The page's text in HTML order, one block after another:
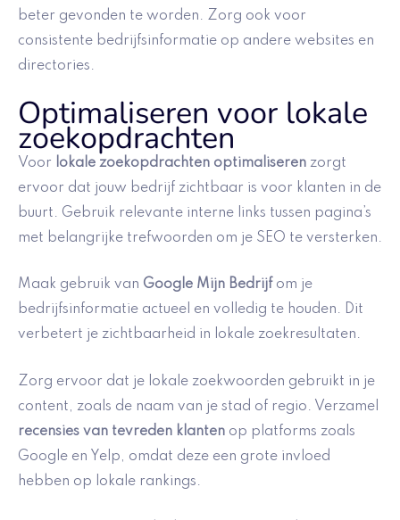
beter gevonden te worden. Zorg ook voor
consistente bedrijfsinformatie op andere websites en
directories.
Optimaliseren voor lokale
zoekopdrachten
Voor lokale zoekopdrachten optimaliseren zorgt
ervoor dat jouw bedrijf zichtbaar is voor klanten in de
buurt. Gebruik relevante interne links tussen pagina’s
met belangrijke trefwoorden om je SEO te versterken.
Maak gebruik van Google Mijn Bedrijfom je
bedrijfsinformatie actueel en volledig te houden. Dit
verbetert je zichtbaarheid in lokale zoekresultaten.
Zorg ervoor dat je lokale zoekwoorden gebruikt in je
content, zoals de naam van je stad of regio. Verzamel
recensies van tevreden klanten op platforms zoals
Google en Yelp, omdat deze een grote invloed
hebben op lokale rankings.